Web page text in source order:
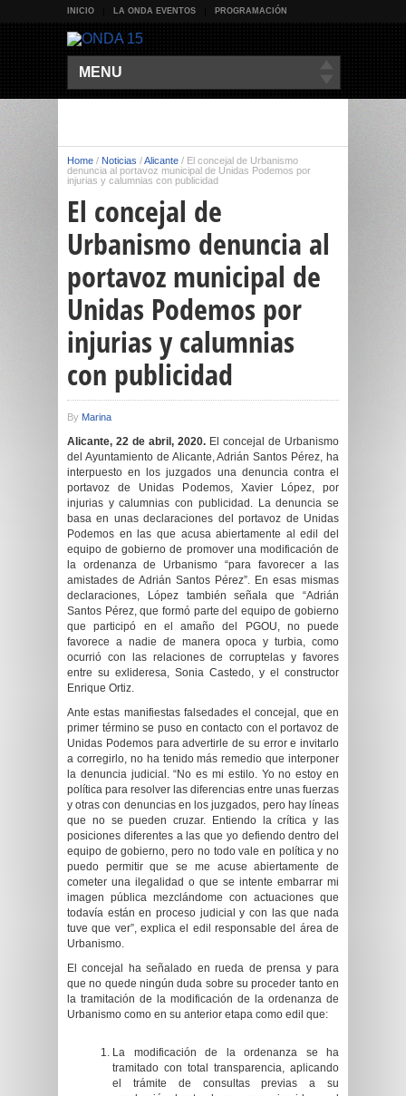
INICIO LA ONDA EVENTOS PROGRAMACIÓN
MENU
Home / Noticias /Alicante / El concejal de Urbanismo
denuncia al portavoz municipal de Unidas Podemos por
injurias y calumnias con publicidad
El concejal de
Urbanismo denuncia al
portavoz municipal de
Unidas Podemos por
injurias y calumnias
con publicidad
By Marina
Alicante, 22 de abril, 2020. El concejal de Urbanismo
del Ayuntamiento de Alicante, Adrián Santos Pérez, ha
interpuesto en los juzgados una denuncia contra el
portavoz de Unidas Podemos, Xavier López, por
injurias y calumnias con publicidad. La denuncia se
basa en unas declaraciones del portavoz de Unidas
Podemos en las que acusa abiertamente al edil del
equipo de gobierno de promover una modificación de
la ordenanza de Urbanismo “para favorecer a las
amistades de Adrián Santos Pérez”. En esas mismas
declaraciones, López también señala que “Adrián
Santos Pérez, que formó parte del equipo de gobierno
que participó en el amaño del PGOU, no puede
favorece a nadie de manera opoca y turbia, como
ocurrió con las relaciones de corruptelas y favores
entre su exlideresa, Sonia Castedo, y el constructor
Enrique Ortiz.
Ante estas manifiestas falsedades el concejal, que en
primer término se puso en contacto con el portavoz de
Unidas Podemos para advertirle de su error e invitarlo
a corregirlo, no ha tenido más remedio que interponer
la denuncia judicial. “No es mi estilo. Yo no estoy en
política para resolver las diferencias entre unas fuerzas
y otras con denuncias en los juzgados, pero hay líneas
que no se pueden cruzar. Entiendo la crítica y las
posiciones diferentes a las que yo defiendo dentro del
equipo de gobierno, pero no todo vale en política y no
puedo permitir que se me acuse abiertamente de
cometer una ilegalidad o que se intente embarrar mi
imagen pública mezclándome con actuaciones que
todavía están en proceso judicial y con las que nada
tuve que ver”, explica el edil responsable del área de
Urbanismo.
El concejal ha señalado en rueda de prensa y para
que no quede ningún duda sobre su proceder tanto en
la tramitación de la modificación de la ordenanza de
Urbanismo como en su anterior etapa como edil que:
La modificación de la ordenanza se ha
tramitado con total transparencia, aplicando
el trámite de consultas previas a su